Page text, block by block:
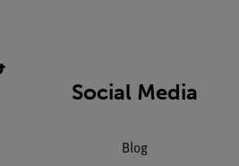
Social Media
Blog